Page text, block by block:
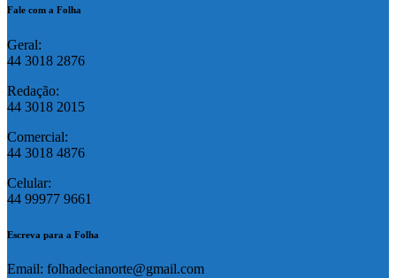
Fale com a Folha
Geral:
44 3018 2876
Redação:
44 3018 2015
Comercial:
44 3018 4876
Celular:
44 99977 9661
Escreva para a Folha
Email: folhadecianorte@gmail.com